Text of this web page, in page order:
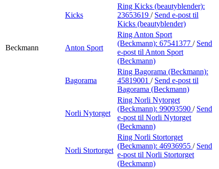
Kicks
Ring Kicks (beautyblender):
23653619 / Send e-post til
Kicks (beautyblender)
Beckmann Anton Sport
Ring Anton Sport
(Beckmann): 67541377 / Send
e-post til Anton Sport
(Beckmann)
Bagorama
Ring Bagorama (Beckmann):
45819001 / Send e-post til
Bagorama (Beckmann)
Norli Nytorget
Ring Norli Nytorget
(Beckmann): 99093590 / Send
e-post til Norli Nytorget
(Beckmann)
Norli Stortorget
Ring Norli Stortorget
(Beckmann): 46936955 / Send
e-post til Norli Stortorget
(Beckmann)